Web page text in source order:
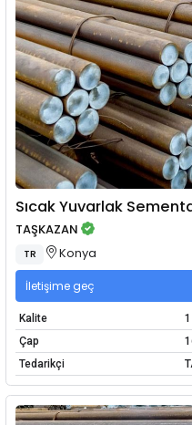
Sıcak Yuvarlak
TAŞKAZAN
TR Konya
İletişime geç
Kalite
Çap
Tedarikçi